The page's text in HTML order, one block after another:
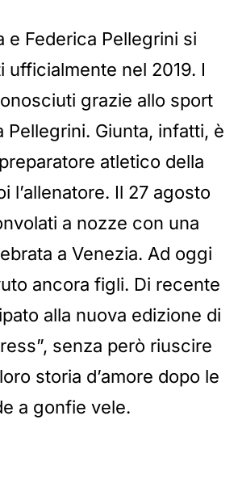
e Federica Pellegrini si
ufficialmente nel 2019. I
grazie allo sport
Pellegrini. Giunta, infatti, è
atletico della
l’allenatore. Il 27 agosto
a nozze con una
a Venezia. Ad oggi
ancora figli. Di recente
alla nuova edizione di
senza però riuscire
storia d’amore dopo le
a gonfie vele.